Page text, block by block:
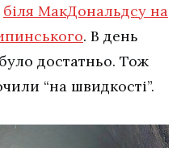
біля МакДональдсу на
. В день
достатньо. Тож
“на швидкості”.